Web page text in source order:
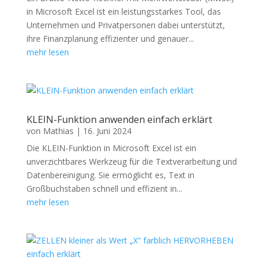
in Microsoft Excel ist ein leistungsstarkes Tool, das
Unternehmen und Privatpersonen dabei unterstützt,
ihre Finanzplanung effizienter und genauer...
mehr lesen
KLEIN-Funktion anwenden einfach erklärt
von Mathias | 16. Juni 2024
Die KLEIN-Funktion in Microsoft Excel ist ein
unverzichtbares Werkzeug für die Textverarbeitung und
Datenbereinigung. Sie ermöglicht es, Text in
Großbuchstaben schnell und effizient in...
mehr lesen